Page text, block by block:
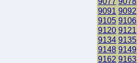
9091 9092
9105 9106
9120 9121
9134 9135
9148 9149
9162 9163